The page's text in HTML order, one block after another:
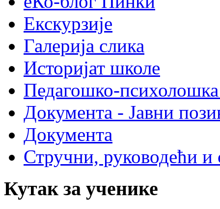
Екскурзије
Галерија слика
Историјат школе
Педагошко-психолошка
Документа - Јавни
Документа
Стручни, руководећи и
Кутак за ученике